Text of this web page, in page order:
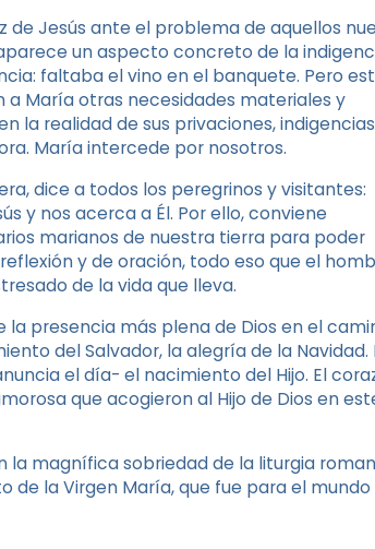
de Jesús ante el problema de aquellos
un aspecto concreto de la
faltaba el vino en el banquete. Pero
a María otras necesidades materiales y
la realidad de sus privaciones,
María intercede por nosotros.
dice a todos los peregrinos y visitantes:
y nos acerca a Él. Por ello, conviene
marianos de nuestra tierra para poder
y de oración, todo eso que el
de la vida que lleva.
la presencia más plena de Dios en el
del Salvador, la alegría de la Navidad.
el día- el nacimiento del Hijo. El
que acogieron al Hijo de Dios en
la magnífica sobriedad de la liturgia
de la Virgen María, que fue para el mundo